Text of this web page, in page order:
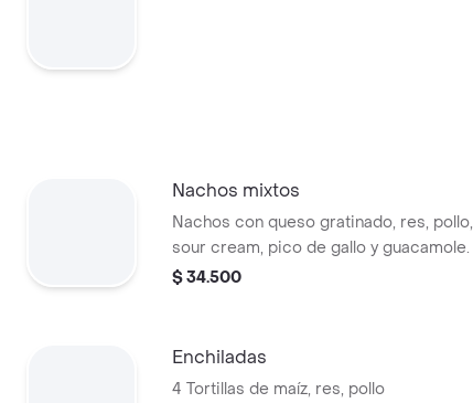
Nachos mixtos
Nachos con queso gratinado, res, pollo,
sour cream, pico de gallo y guacamole.
$ 34.500
Enchiladas
4 Tortillas de maíz, res, pollo